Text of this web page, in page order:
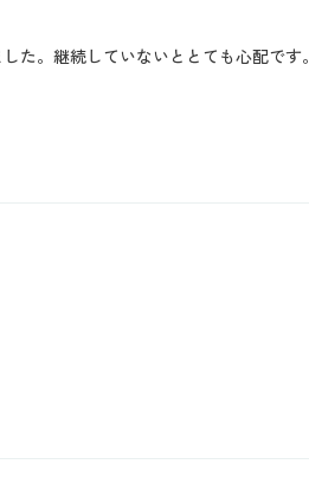
た。継続していないととても心配です。